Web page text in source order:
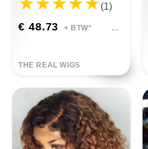
(1)
€ 48.73 + BTW*
THE REAL WIGS